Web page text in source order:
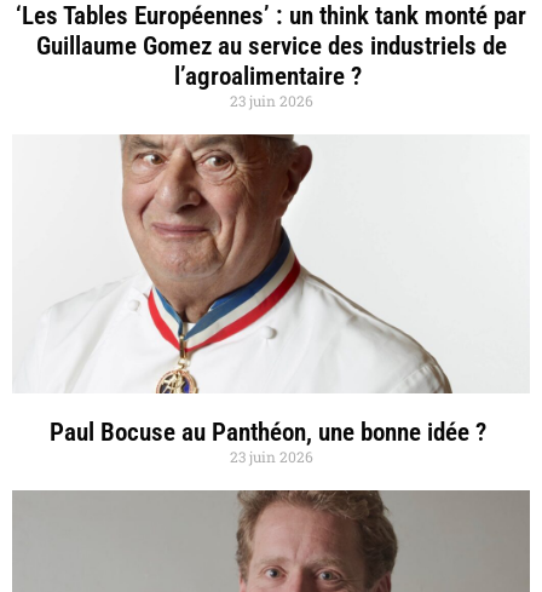
‘Les Tables Européennes’ : un think tank monté par
Guillaume Gomez au service des industriels de
l’agroalimentaire ?
23 juin 2026
Paul Bocuse au Panthéon, une bonne idée ?
23 juin 2026